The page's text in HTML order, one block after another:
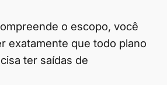
o escopo, você
exatamente que todo plano
ter saídas de